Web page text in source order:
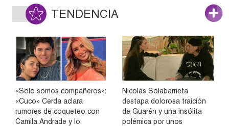
TENDENCIA
«Solo somos compañeros»:
«Cuco» Cerda aclara
rumores de coqueteo con
Camila Andrade y lo
Nicolás Solabarrieta
destapa dolorosa traición
de Guarén y una insólita
polémica por unos